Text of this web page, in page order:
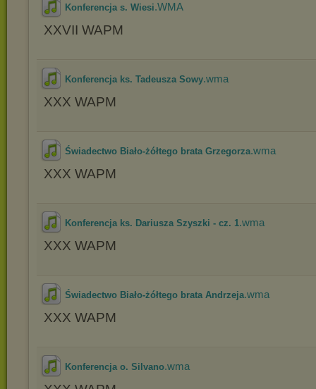
Konferencja s. Wiesi.WMA
XXVII WAPM
Konferencja ks. Tadeusza Sowy.wma
XXX WAPM
Świadectwo Biało-żółtego brata Grzegorza.wma
XXX WAPM
Konferencja ks. Dariusza Szyszki - cz. 1.wma
XXX WAPM
Świadectwo Biało-żółtego brata Andrzeja.wma
XXX WAPM
Konferencja o. Silvano.wma